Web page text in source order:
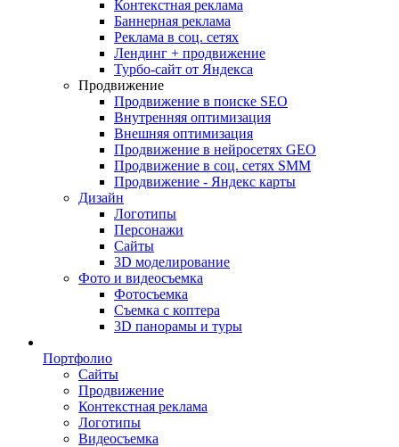
Контекстная реклама
Баннерная реклама
Реклама в соц. сетях
Лендинг + продвижение
Турбо-сайт от Яндекса
Продвижение
Продвижение в поиске SEO
Внутренняя оптимизация
Внешняя оптимизация
Продвижение в нейросетях GEO
Продвижение в соц. сетях SMM
Продвижение - Яндекс карты
Дизайн
Логотипы
Персонажи
Сайты
3D моделирование
Фото и видеосъемка
Фотосъемка
Съемка с коптера
3D панорамы и туры
Портфолио
Сайты
Продвижение
Контекстная реклама
Логотипы
Видеосъемка